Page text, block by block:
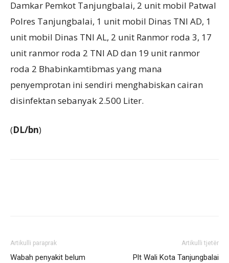
Damkar Pemkot Tanjungbalai, 2 unit mobil Patwal
Polres Tanjungbalai, 1 unit mobil Dinas TNI AD, 1
unit mobil Dinas TNI AL, 2 unit Ranmor roda 3, 17
unit ranmor roda 2 TNI AD dan 19 unit ranmor
roda 2 Bhabinkamtibmas yang mana
penyemprotan ini sendiri menghabiskan cairan
disinfektan sebanyak 2.500 Liter.
(DL/bn)
Artikulli paraprak
Wabah penyakit belum
Artikulli tjetër
Plt Wali Kota Tanjungbalai